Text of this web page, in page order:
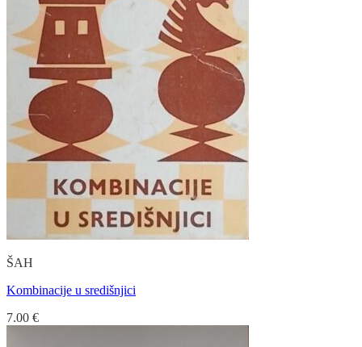
ŠAH
Kombinacije u središnjici
7.00 €